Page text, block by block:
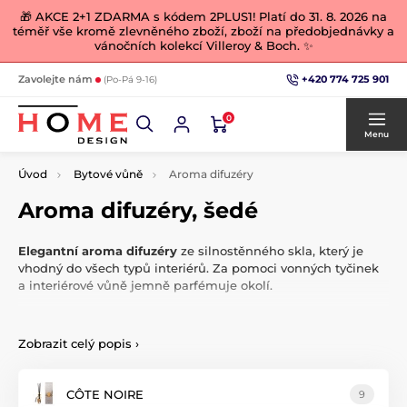
🎁 AKCE 2+1 ZDARMA s kódem 2PLUS1! Platí do 31. 8. 2026 na
téměř vše kromě zlevněného zboží, zboží na předobjednávky a
vánočních kolekcí Villeroy & Boch. ✨
Zavolejte nám (Po-Pá 9-16) +420 774 725 901
0
Menu
Úvod Bytové vůně Aroma difuzéry
Aroma difuzéry, šedé
Elegantní aroma difuzéry ze silnostěnného skla, který je
vhodný do všech typů interiérů. Za pomoci vonných tyčinek
a interiérové vůně jemně parfémuje okolí.
doplnit libovolným interiérovým parfémem. S každou novou
z široké nabídky
Zobrazit celý popis ›
CÔTE NOIRE 9